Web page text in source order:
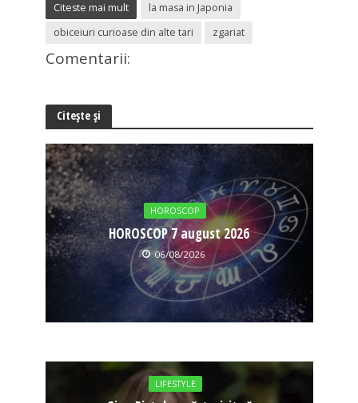
Citeste mai mult
la masa in Japonia
obiceiuri curioase din alte tari
zgariat
Comentarii:
Citește și
HOROSCOP
HOROSCOP 7 august 2026
06/08/2026
LIFESTYLE